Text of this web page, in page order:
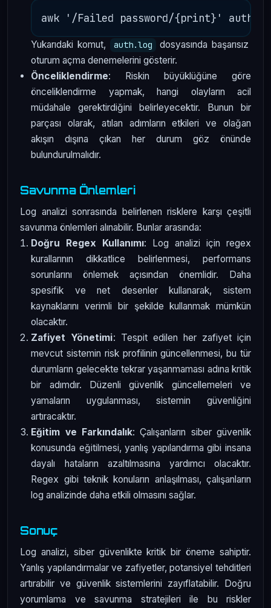
Yukarıdaki komut, auth.log
dosyasında başarısız
oturum açma denemelerini gösterir.
Önceliklendirme: Riskin büyüklüğüne göre
önceliklendirme yapmak, hangi olayların acil
müdahale gerektirdiğini belirleyecektir. Bunun bir
parçası olarak, atılan adımların etkileri ve olağan
akışın dışına çıkan her durum göz önünde
bulundurulmalıdır.
Savunma Önlemleri
Log analizi sonrasında belirlenen risklere karşı çeşitli
savunma önlemleri alınabilir. Bunlar arasında:
Doğru Regex Kullanımı: Log analizi için regex
kurallarının dikkatlice belirlenmesi, performans
sorunlarını önlemek açısından önemlidir. Daha
spesifik ve net desenler kullanarak, sistem
kaynaklarını verimli bir şekilde kullanmak mümkün
olacaktır.
Zafiyet Yönetimi: Tespit edilen her zafiyet için
mevcut sistemin risk profilinin güncellenmesi, bu tür
durumların gelecekte tekrar yaşanmaması adına kritik
bir adımdır. Düzenli güvenlik güncellemeleri ve
yamaların uygulanması, sistemin güvenliğini
artıracaktır.
Eğitim ve Farkındalık: Çalışanların siber güvenlik
konusunda eğitilmesi, yanlış yapılandırma gibi insana
dayalı hataların azaltılmasına yardımcı olacaktır.
Regex gibi teknik konuların anlaşılması, çalışanların
log analizinde daha etkili olmasını sağlar.
Sonuç
Log analizi, siber güvenlikte kritik bir öneme sahiptir.
Yanlış yapılandırmalar ve zafiyetler, potansiyel tehditleri
artırabilir ve güvenlik sistemlerini zayıflatabilir. Doğru
yorumlama ve savunma stratejileri ile bu riskler